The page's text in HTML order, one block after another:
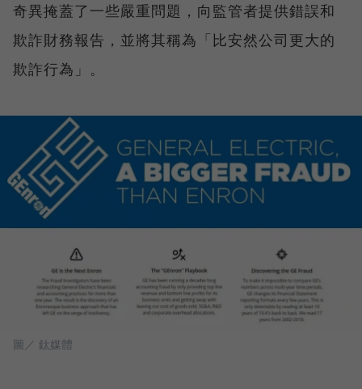
奇異掩蓋了一些嚴重問題，向監管者提供錯誤和
欺詐財務報告，並將其稱為「比安然公司更大的
欺詐行為」。
圖／ 鈦媒體